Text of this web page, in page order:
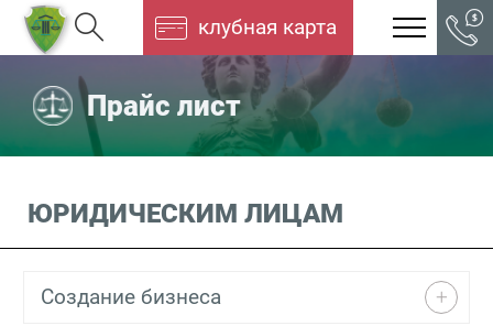
клубная карта
Прайс лист
ЮРИДИЧЕСКИМ ЛИЦАМ
Создание бизнеса